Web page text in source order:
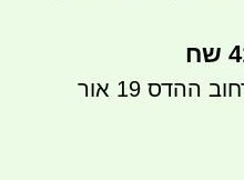
ניתן לבצע איסוף עצמי - רחוב ההדס 19 אור